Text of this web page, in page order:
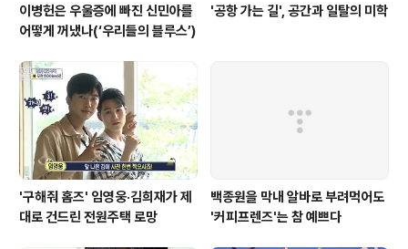
이병헌은 우울증에 빠진 신민아를
어떻게 꺼냈나(‘우리들의 블루스’)
'공항 가는 길', 공간과 일탈의 미학
'구해줘 홈즈' 임영웅·김희재가 제
대로 건드린 전원주택 로망
백종원을 막내 알바로 부려먹어도
'커피프렌즈'는 참 예쁘다